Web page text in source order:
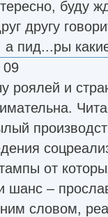
буду
другу
а пид...ры
09
роялей и
от
–
словом,